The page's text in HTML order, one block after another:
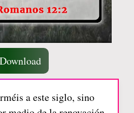
Download
a este siglo, sino